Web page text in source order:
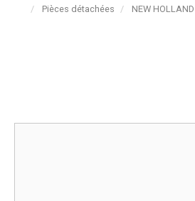
Pièces détachées NEW HOLLAND